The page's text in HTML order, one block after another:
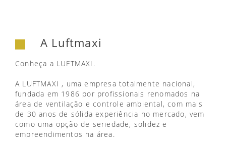
A Luftmaxi
Conheça a LUFTMAXI.
A LUFTMAXI , uma empresa totalmente nacional,
fundada em 1986 por profissionais renomados na
área de ventilação e controle ambiental, com mais
de 30 anos de sólida experiência no mercado, vem
como uma opção de seriedade, solidez e
empreendimentos na área.